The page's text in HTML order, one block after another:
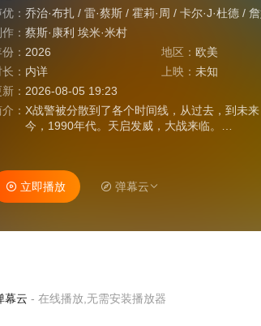
： 乔治·布扎 / 雷·蔡斯 / 霍莉·周 / 卡尔·J·杜德 /
： 蔡斯·康利 埃米·米村
： 2026 地区： 欧美
： 内详 上映： 未知
： 2026-08-05 19:23
： X战警被分散到了各个时间线，从过去，到未
今，1990年代。天启发威，大战来临。…
立即播放 弹幕云
线播放,无需安装播放器